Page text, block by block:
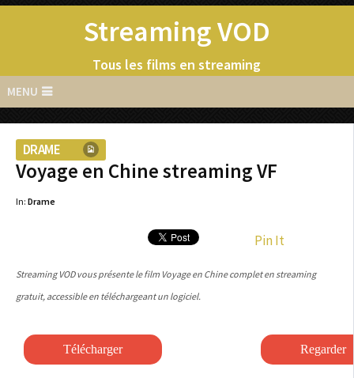
Streaming VOD
Tous les films en streaming
MENU
DRAME
Voyage en Chine streaming VF
In: Drame
Pin It
Streaming VOD vous présente le film Voyage en Chine complet en streaming
gratuit, accessible en téléchargeant un logiciel.